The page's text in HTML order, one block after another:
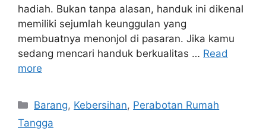
hadiah. Bukan tanpa alasan, handuk ini dikenal
memiliki sejumlah keunggulan yang
membuatnya menonjol di pasaran. Jika kamu
sedang mencari handuk berkualitas … Read
more
Categories
Barang, Kebersihan, Perabotan Rumah
Tangga